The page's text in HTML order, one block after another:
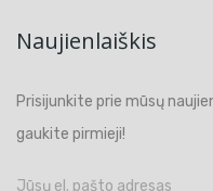
Naujienlaiškis
Prisijunkite prie mūsų
gaukite pirmieji!